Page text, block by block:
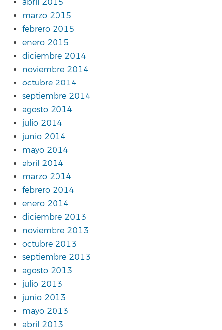
abril 2015
marzo 2015
febrero 2015
enero 2015
diciembre 2014
noviembre 2014
octubre 2014
septiembre 2014
agosto 2014
julio 2014
junio 2014
mayo 2014
abril 2014
marzo 2014
febrero 2014
enero 2014
diciembre 2013
noviembre 2013
octubre 2013
septiembre 2013
agosto 2013
julio 2013
junio 2013
mayo 2013
abril 2013